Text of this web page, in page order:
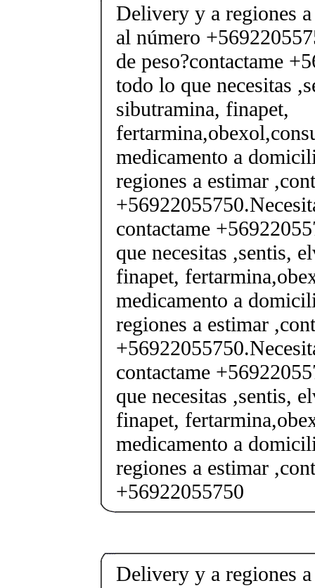
Delivery y a regiones
al número
de peso?contactame
todo lo que necesitas
sibutramina, finapet,
medicamento a
regiones a estimar
contactame
que necesitas ,sentis,
finapet,
medicamento a
regiones a estimar
contactame
que necesitas ,sentis,
finapet,
medicamento a
regiones a estimar
+56922055750
Delivery y a regiones